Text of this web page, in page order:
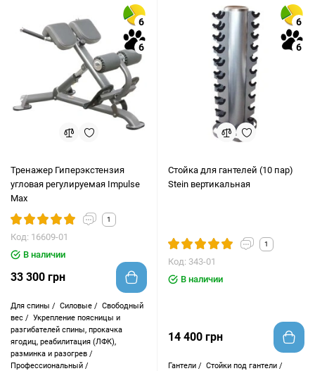
6
6
Тренажер Гиперэкстензия
угловая регулируемая Impulse
Max
1
Код: 16609-01
В наличии
33 300 грн
Для спины / Силовые / Свободный
вес / Укрепление поясницы и
разгибателей спины, прокачка
ягодиц, реабилитация (ЛФК),
разминка и разогрев /
Профессиональный /
6
6
Стойка для гантелей (10 пар)
Stein вертикальная
1
Код: 343-01
В наличии
14 400 грн
Гантели / Стойки под гантели /